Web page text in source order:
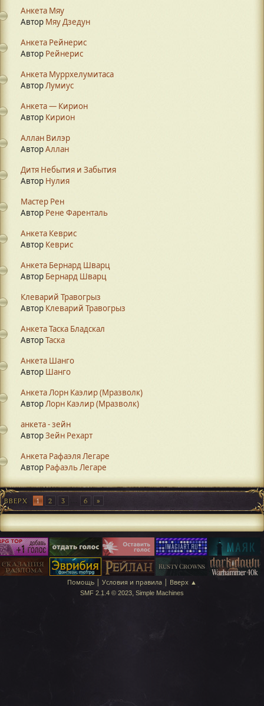
Анкета Мяу
Автор Мяу Дзедун
Анкета Рейнерис
Автор Рейнерис
Анкета Муррхелумитаса
АвторЛумиус
Анкета — Кирион
Автор Кирион
Аллан Вилэр
АвторАллан
Дитя Небытия и Забытия
Автор Нулия
Мастер Рен
Автор Рене Фаренталь
Анкета Кеврис
Автор Кеврис
Анкета Бернард Шварц
Автор Бернард Шварц
Клеварий Травогрыз
Автор Клеварий Травогрыз
Анкета Таска Бладскал
АвторТаска
Анкета Шанго
Автор Шанго
Анкета Лорн Каэлир (Мразволк)
АвторЛорн Каэлир (Мразволк)
анкета - зейн
АвторЗейн Рехарт
Анкета Рафаэля Легаре
Автор Рафаэль Легаре
ВВЕРХ 1 2 3 6
Помощь | Условия и правила | Вверх ▲
SMF 2.1.4 © 2023, Simple Machines